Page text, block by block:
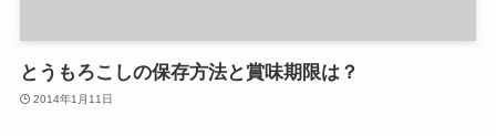
とうもろこしの保存方法と賞味期限は？
2014年1月11日